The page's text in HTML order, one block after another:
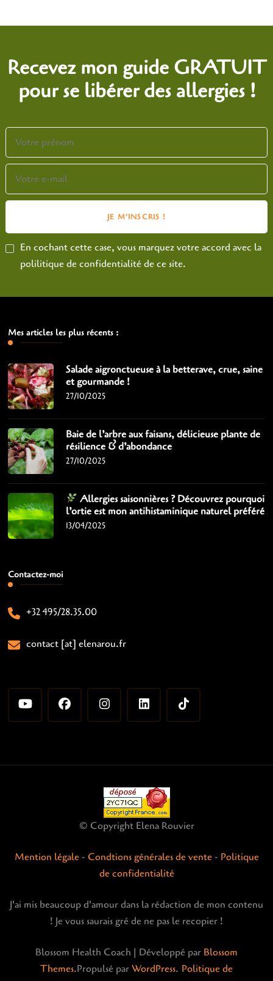
Recevez mon guide GRATUIT
pour se libérer des allergies !
En cochant cette case, vous marquez votre accord avec la
polilitique de confidentialité de ce site.
Mes articles les plus récents :
Salade aigronctueuse à la betterave, crue, saine
et gourmande !
27/10/2025
Baie de l’arbre aux faisans, délicieuse plante de
résilience & d’abondance
27/10/2025
Allergies saisonnières ? Découvrez pourquoi
l’ortie est mon antihistaminique naturel préféré
13/04/2025
Contactez-moi
+32 495/28.35.00
contact [at] elenarou.fr
© Copyright Elena Rouvier
Mention légale- Condtions générales de vente- Politique
de confidentialité
J'ai mis beaucoup d'amour dans la rédaction de mon contenu
! Je vous saurais gré de ne pas le recopier !
Blossom Health Coach | Développé par Blossom
Themes.Propulsé parWordPress. Politique de